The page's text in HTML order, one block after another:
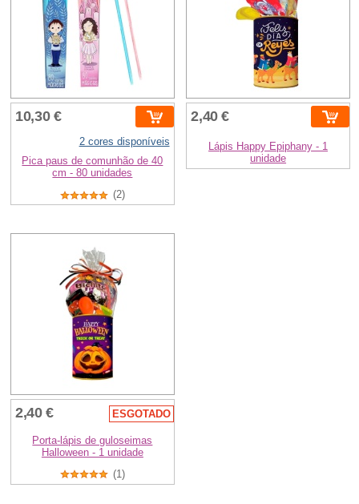
10,30 €
2 cores disponíveis
Pica paus de comunhão de 40
cm - 80 unidades
(2)
2,40 €
Lápis Happy Epiphany - 1
unidade
2,40 € ESGOTADO
Porta-lápis de guloseimas
Halloween - 1 unidade
(1)